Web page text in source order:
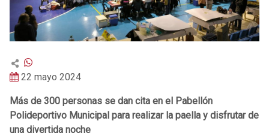
22 mayo 2024
Más de 300 personas se dan cita en el Pabellón
Polideportivo Municipal para realizar la paella y disfrutar de
una divertida noche